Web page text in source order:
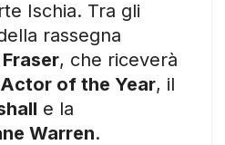
Ischia. Tra gli
rassegna
, che riceverà
of the Year, il
e la
Warren.